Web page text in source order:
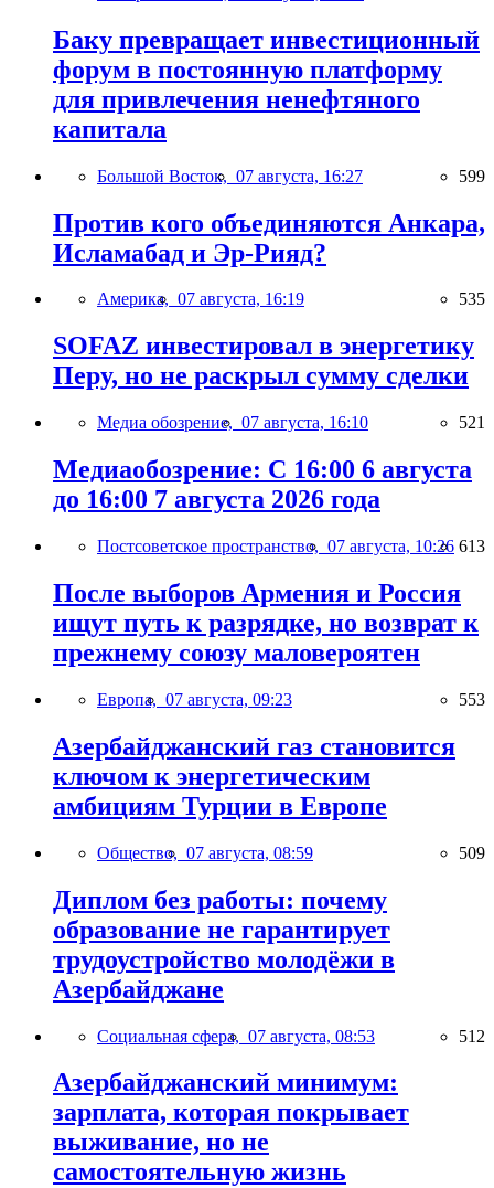
Баку превращает инвестиционный
форум в постоянную платформу
для привлечения ненефтяного
капитала
Большой Восток, 07 августа, 16:27 599
Против кого объединяются Анкара,
Исламабад и Эр-Рияд?
Америка, 07 августа, 16:19 535
SOFAZ инвестировал в энергетику
Перу, но не раскрыл сумму сделки
Медиа обозрение, 07 августа, 16:10 521
Медиаобозрение: С 16:00 6 августа
до 16:00 7 августа 2026 года
Постсоветское пространство, 07 августа, 10:26 613
После выборов Армения и Россия
ищут путь к разрядке, но возврат к
прежнему союзу маловероятен
Европа, 07 августа, 09:23 553
Азербайджанский газ становится
ключом к энергетическим
амбициям Турции в Европе
Общество, 07 августа, 08:59 509
Диплом без работы: почему
образование не гарантирует
трудоустройство молодёжи в
Азербайджане
Социальная сфера, 07 августа, 08:53 512
Азербайджанский минимум:
зарплата, которая покрывает
выживание, но не
самостоятельную жизнь